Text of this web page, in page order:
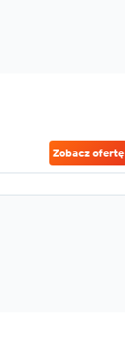
Zobacz ofertę